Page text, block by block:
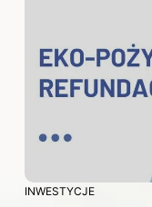
INWESTYCJE